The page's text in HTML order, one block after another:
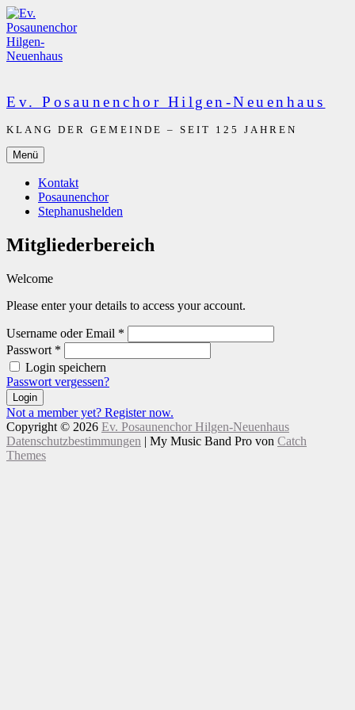
Zum
Inhalt
springen
Ev. Posaunenchor Hilgen-Neuenhaus
KLANG DER GEMEINDE – SEIT 125 JAHREN
Menü
Kontakt
Posaunenchor
Stephanushelden
Mitgliederbereich
Welcome
Please enter your details to access your account.
Username oder Email *
Passwort *
Login speichern
Passwort vergessen?
Login
Not a member yet? Register now.
Copyright © 2026 Ev. Posaunenchor Hilgen-Neuenhaus
Datenschutzbestimmungen | My Music Band Pro von Catch
Themes